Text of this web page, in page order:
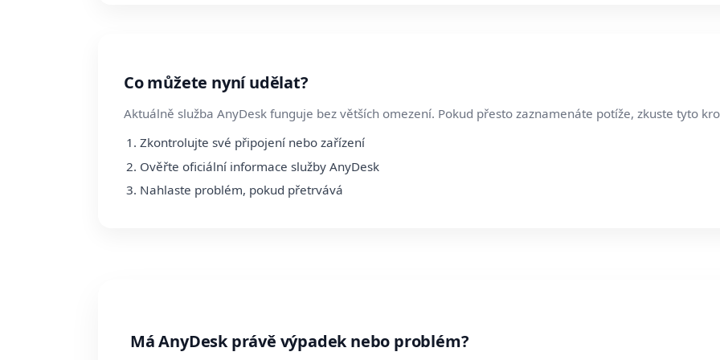
Co můžete nyní udělat?
Aktuálně služba AnyDesk funguje bez větších omezení. Pokud přesto zaznamenáte potíže, zkuste tyto
Zkontrolujte své připojení nebo zařízení
Ověřte oficiální informace služby AnyDesk
Nahlaste problém, pokud přetrvává
Má AnyDesk právě výpadek nebo problém?